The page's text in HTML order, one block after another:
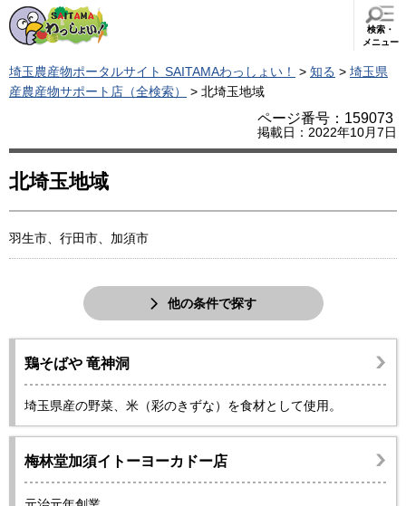
検索・
メニュー
埼玉農産物ポータルサイト SAITAMAわっしょい！ > 知る > 埼玉県
産農産物サポート店（全検索）
> 北埼玉地域
ページ番号：159073
掲載日：2022年10月7日
北埼玉地域
羽生市、行田市、加須市
他の条件で探す
鶏そばや 竜神洞
埼玉県産の野菜、米（彩のきずな）を食材として使用。
梅林堂加須イトーヨーカドー店